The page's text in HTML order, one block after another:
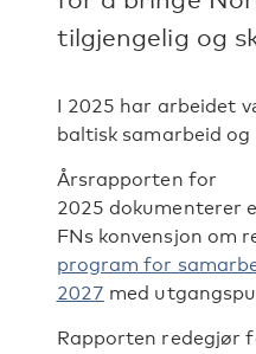
tilgjengelig og
I 2025 har arbeidet
baltisk samarbeid
Årsrapporten for
2025 dokumenterer
FNs konvensjon om
program for
2027 med
Rapporten redegjør